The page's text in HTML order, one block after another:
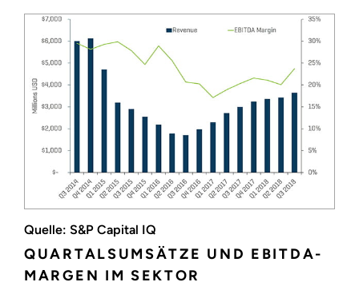
Quelle: S&P Capital IQ
QUARTALSUMSÄTZE UND EBITDA-
MARGEN IM SEKTOR